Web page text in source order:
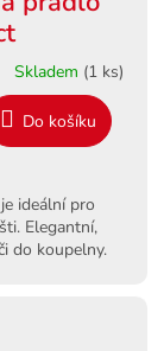
Skladem (1 ks)
Do košíku
ideální pro
Elegantní,
do koupelny.